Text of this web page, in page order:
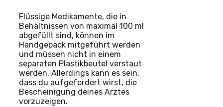
Flüssige Medikamente, die in
Behältnissen von maximal 100 ml
abgefüllt sind, können im
Handgepäck mitgeführt werden
und müssen nicht in einem
separaten Plastikbeutel verstaut
werden. Allerdings kann es sein,
dass du aufgefordert wirst, die
Bescheinigung deines Arztes
vorzuzeigen.